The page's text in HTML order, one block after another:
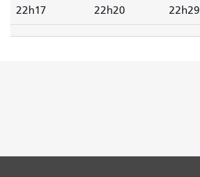
22h17 22h20 22h29